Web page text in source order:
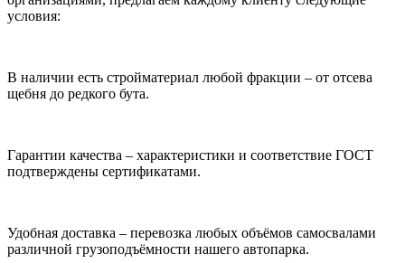
условия:
В наличии есть стройматериал любой фракции – от отсева
щебня до редкого бута.
Гарантии качества – характеристики и соответствие ГОСТ
подтверждены сертификатами.
Удобная доставка – перевозка любых объёмов самосвалами
различной грузоподъёмности нашего автопарка.